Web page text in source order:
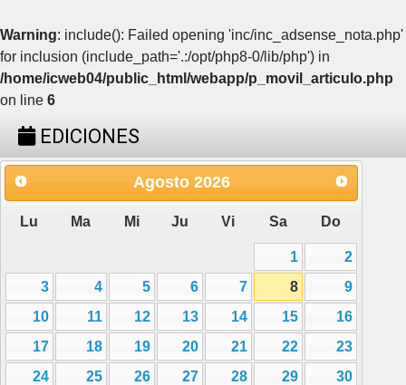
Warning: include(): Failed opening 'inc/inc_adsense_nota.php'
for inclusion (include_path='.:/opt/php8-0/lib/php') in
/home/icweb04/public_html/webapp/p_movil_articulo.php
on line 6
EDICIONES
Agosto 2026
Lu Ma Mi Ju Vi Sa Do
1
2
3
4 5 6 7 8
9
10
11 12 13 14 15
16
17
18 19 20 21 22
23
24
25 26 27 28 29
30